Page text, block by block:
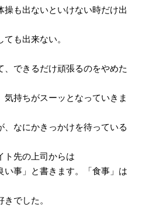
も出ないといけない時だけ出
も出来ない。
、できるだけ頑張るのをやめた
持ちがスーッとなっていきま
なにかきっかけを待っている
ト先の上司からは
い事」と書きます。「食事」は
でした。